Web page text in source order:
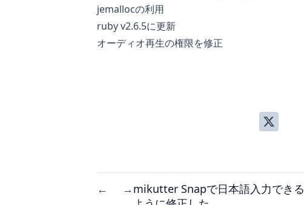
jemallocの利用
ruby v2.6.5に更新
オーディオ再生の権限を修正
← →mikutter Snapで日本語入力できる